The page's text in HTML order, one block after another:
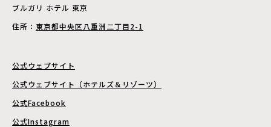
ブルガリ ホテル 東京
住所： 東京都中央区八重洲二丁目2-1
公式ウェブサイト
公式ウェブサイト（ホテルズ＆リゾーツ）
公式Facebook
公式Instagram